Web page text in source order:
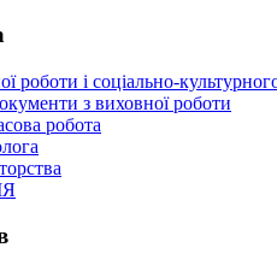
роботи і соціально-
з виховної роботи
робота